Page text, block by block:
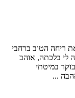
ריחה הטוב ברחבי
לי בלכתה, אוהב
במיטתי
...